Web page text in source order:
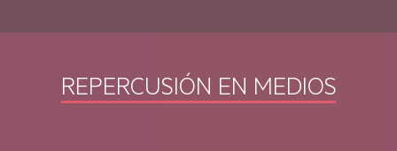
REPERCUSIÓN EN MEDIOS